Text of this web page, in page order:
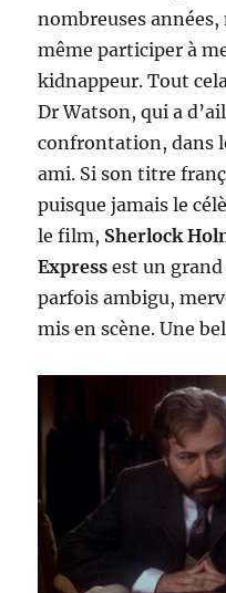
nombreuses années,
même participer à
kidnappeur. Tout
Dr Watson, qui a
confrontation, dans
ami. Si son titre
puisque jamais le
le film, Sherlock
Express est un grand
parfois ambigu,
mis en scène. Une